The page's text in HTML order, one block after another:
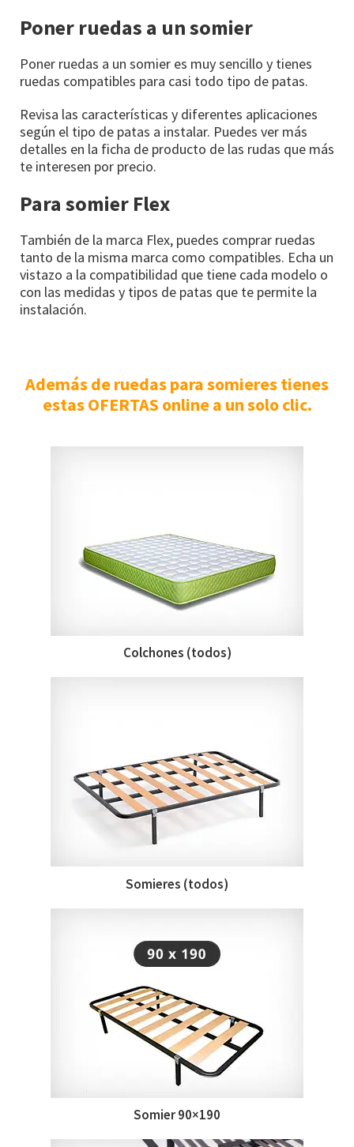
Poner ruedas a un somier
Poner ruedas a un somier es muy sencillo y tienes
ruedas compatibles para casi todo tipo de patas.
Revisa las características y diferentes aplicaciones
según el tipo de patas a instalar. Puedes ver más
detalles en la ficha de producto de las rudas que más
te interesen por precio.
Para somier Flex
También de la marca Flex, puedes comprar ruedas
tanto de la misma marca como compatibles. Echa un
vistazo a la compatibilidad que tiene cada modelo o
con las medidas y tipos de patas que te permite la
instalación.
Además de ruedas para somieres tienes
estas OFERTAS online a un solo clic.
Colchones (todos)
Somieres (todos)
Somier 90×190